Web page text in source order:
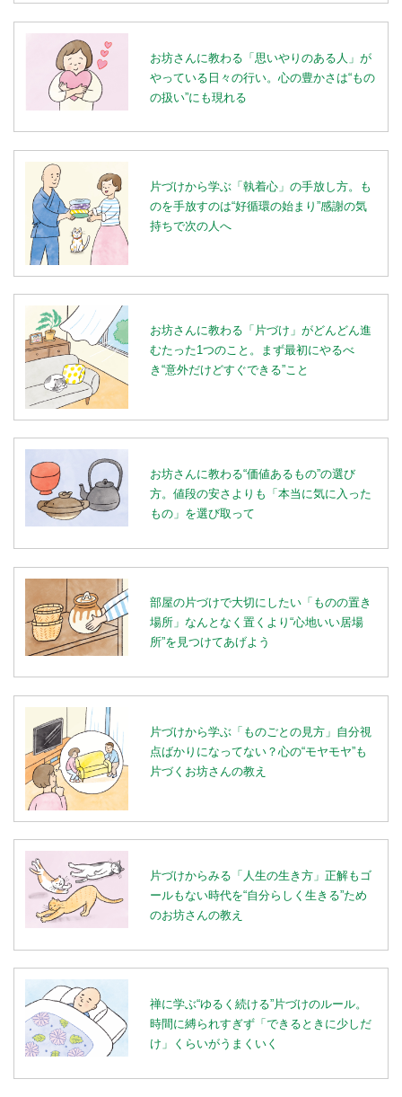
お坊さんに教わる「思いやりのある人」が
やっている日々の行い。心の豊かさは“もの
の扱い”にも現れる
片づけから学ぶ「執着心」の手放し方。も
のを手放すのは“好循環の始まり”感謝の気
持ちで次の人へ
お坊さんに教わる「片づけ」がどんどん進
むたった1つのこと。まず最初にやるべ
き“意外だけどすぐできる”こと
お坊さんに教わる“価値あるもの”の選び
方。値段の安さよりも「本当に気に入った
もの」を選び取って
部屋の片づけで大切にしたい「ものの置き
場所」なんとなく置くより“心地いい居場
所”を見つけてあげよう
片づけから学ぶ「ものごとの見方」自分視
点ばかりになってない？心の“モヤモヤ”も
片づくお坊さんの教え
片づけからみる「人生の生き方」正解もゴ
ールもない時代を“自分らしく生きる”ため
のお坊さんの教え
禅に学ぶ“ゆるく続ける”片づけのルール。
時間に縛られすぎず「できるときに少しだ
け」くらいがうまくいく